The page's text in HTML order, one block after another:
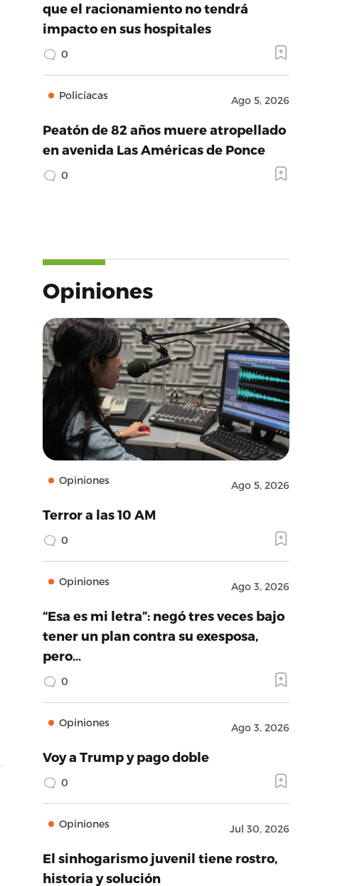
que el racionamiento no tendrá
impacto en sus hospitales
0
Policíacas Ago 5, 2026
Peatón de 82 años muere atropellado
en avenida Las Américas de Ponce
0
Opiniones
Opiniones Ago 5, 2026
Terror a las 10 AM
0
Opiniones Ago 3, 2026
“Esa es mi letra”: negó tres veces bajo
tener un plan contra su exesposa,
pero…
0
Opiniones Ago 3, 2026
Voy a Trump y pago doble
0
Opiniones Jul 30, 2026
El sinhogarismo juvenil tiene rostro,
historia y solución